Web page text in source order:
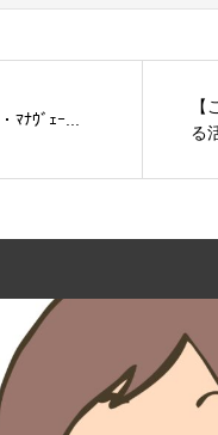
ﾏﾅｳﾞｪｰ...
る